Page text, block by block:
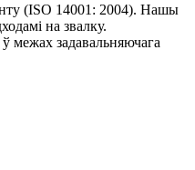
(ISO 14001: 2004). Нашы
на звалку.
межах задавальняючага